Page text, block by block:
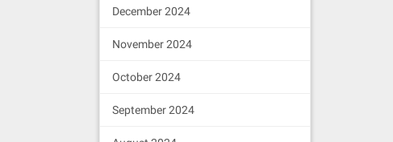
December 2024
November 2024
October 2024
September 2024